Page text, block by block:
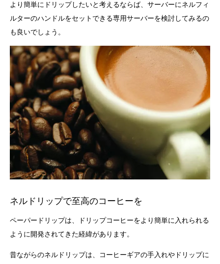
より簡単にドリップしたいと考えるならば、サーバーにネルフィ
ルターのハンドルをセットできる専用サーバーを検討してみるの
も良いでしょう。
ネルドリップで至高のコーヒーを
ペーパードリップは、ドリップコーヒーをより簡単に入れられる
ように開発されてきた経緯があります。
昔ながらのネルドリップは、コーヒーギアの手入れやドリップに